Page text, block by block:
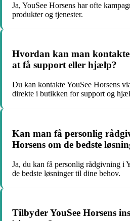
Ja, YouSee Horsens har ofte
produkter og tjenester.
Hvordan kan man kontakte
at få support eller hjælp?
Du kan kontakte YouSee Horsens
direkte i butikken for support og
Kan man få personlig
Horsens om de bedste
Ja, du kan få personlig rådgivning i
de bedste løsninger til dine behov.
Tilbyder YouSee Horsens